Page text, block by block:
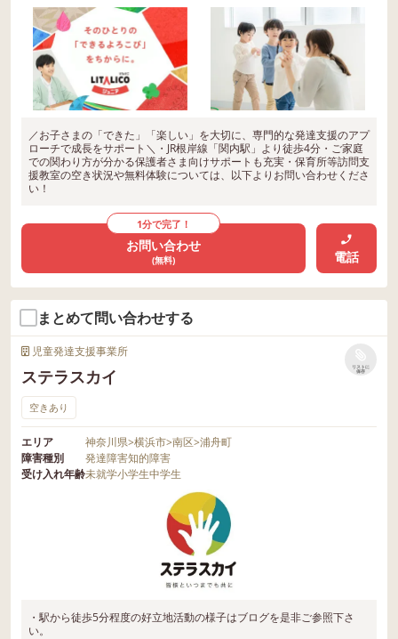
／お子さまの「できた」「楽しい」を大切に、専門的な発達支援のアプ
ローチで成長をサポート＼・JR根岸線「関内駅」より徒歩4分・ご家庭
での関わり方が分かる保護者さま向けサポートも充実・保育所等訪問支
援教室の空き状況や無料体験については、以下よりお問い合わせくださ
い！
1分で完了！
お問い合わせ
(無料) 電話
まとめて問い合わせする
児童発達支援事業所
ステラスカイ
リストに
保存
空きあり
エリア 神奈川県>横浜市>南区>浦舟町
障害種別
発達障害知的障害
受け入れ年齢未就学小学生中学生
・駅から徒歩5分程度の好立地活動の様子はブログを是非ご参照下さ
い。